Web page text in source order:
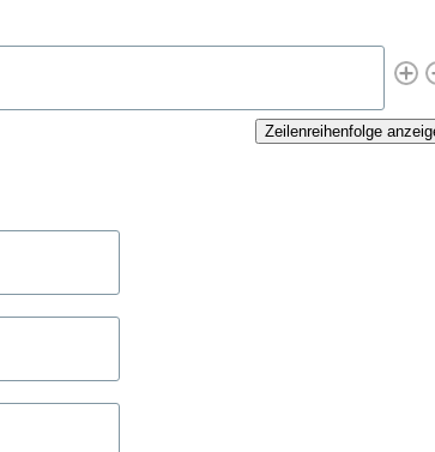
Zeilenreihenfolge